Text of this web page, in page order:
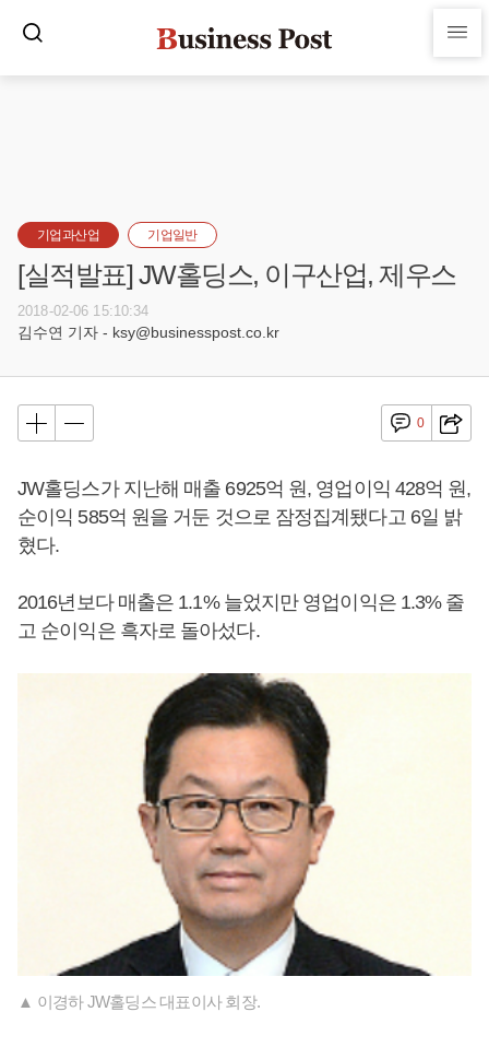
기업과산업 기업일반
[실적발표] JW홀딩스, 이구산업, 제우스
2018-02-06 15:10:34
김수연 기자 - ksy@businesspost.co.kr
0
JW홀딩스가 지난해 매출 6925억 원, 영업이익 428억 원,
순이익 585억 원을 거둔 것으로 잠정집계됐다고 6일 밝
혔다.
2016년보다 매출은 1.1% 늘었지만 영업이익은 1.3% 줄
고 순이익은 흑자로 돌아섰다.
▲ 이경하 JW홀딩스 대표이사 회장.